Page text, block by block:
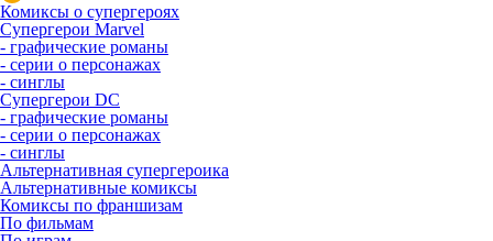
Комиксы о супергероях
Супергерои Marvel
- графические романы
- серии о персонажах
- синглы
Супергерои DC
- графические романы
- серии о персонажах
- синглы
Альтернативная супергероика
Альтернативные комиксы
Комиксы по франшизам
По фильмам